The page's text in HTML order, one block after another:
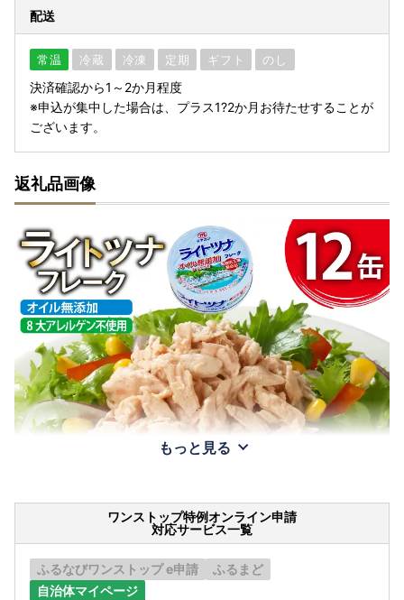
配送
常温 冷蔵 冷凍 定期 ギフト のし
決済確認から1～2か月程度
※申込が集中した場合は、プラス1?2か月お待たせすることが
ございます。
返礼品画像
もっと見る
ワンストップ特例オンライン申請
対応サービス一覧
ふるなびワンストップ e申請
ふるまど
自治体マイページ